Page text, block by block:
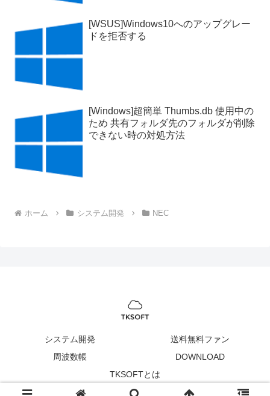
[WSUS]Windows10へのアップグレー
ドを拒否する
[Windows]超簡単 Thumbs.db 使用中の
ため 共有フォルダ先のフォルダが削除
できない時の対処方法
ホーム システム開発 NEC
システム開発
送料無料ファン
周波数帳
DOWNLOAD
TKSOFTとは